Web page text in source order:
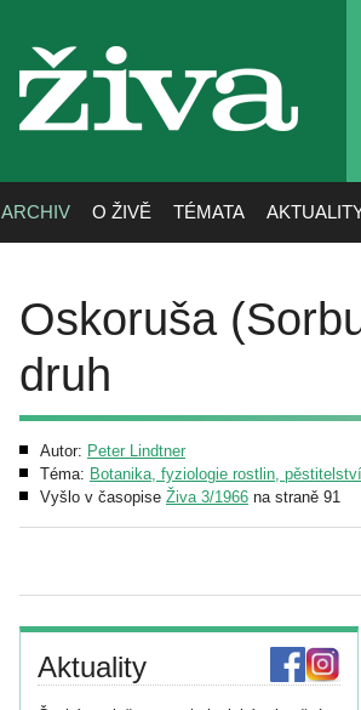
živa
ARCHIV O ŽIVĚ TÉMATA
Oskoruša
druh
Autor: Peter Lindtner
Téma: Botanika, fyziologie rostlin,
Vyšlo v časopise Živa 3/1966 na straně 91
Aktuality